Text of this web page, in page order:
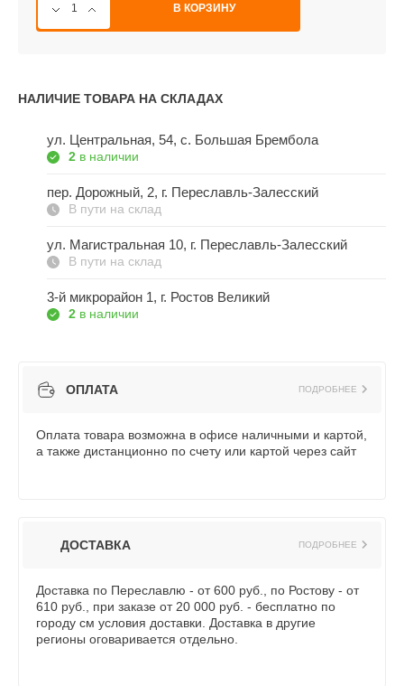
В КОРЗИНУ
НАЛИЧИЕ ТОВАРА НА СКЛАДАХ
ул. Центральная, 54, c. Большая Брембола
2 в наличии
пер. Дорожный, 2, г. Переславль-Залесский
В пути на склад
ул. Магистральная 10, г. Переславль-Залесский
В пути на склад
3-й микрорайон 1, г. Ростов Великий
2 в наличии
ОПЛАТА ПОДРОБНЕЕ
Оплата товара возможна в офисе наличными и картой,
а также дистанционно по счету или картой через сайт
ДОСТАВКА ПОДРОБНЕЕ
Доставка по Переславлю - от 600 руб., по Ростову - от
610 руб., при заказе от 20 000 руб. - бесплатно по
городу см условия доставки. Доставка в другие
регионы оговаривается отдельно.